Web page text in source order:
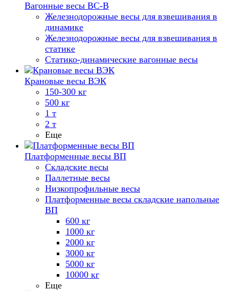
Вагонные весы ВС-В
Железнодорожные весы для взвешивания в
динамике
Железнодорожные весы для взвешивания в
статике
Статико-динамические вагонные весы
Крановые весы ВЭК
150-300 кг
500 кг
1 т
2 т
Еще
Платформенные весы ВП
Складские весы
Паллетные весы
Низкопрофильные весы
Платформенные весы складские напольные
ВП
600 кг
1000 кг
2000 кг
3000 кг
5000 кг
10000 кг
Еще